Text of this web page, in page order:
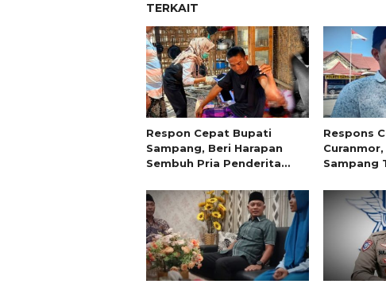
TERKAIT
Respon Cepat Bupati
Sampang, Beri Harapan
Sembuh Pria Penderita
Respons
Sampang